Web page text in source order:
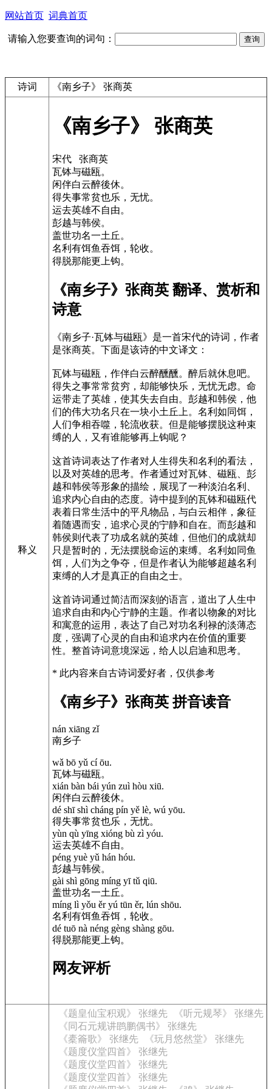
网站首页 词典首页
请输入您要查询的词句：
诗词 《南乡子》 张商英
释义
《南乡子》 张商英
宋代 张商英
瓦钵与磁瓯。
闲伴白云醉後休。
得失事常贫也乐，无忧。
运去英雄不自由。
彭越与韩侯。
盖世功名一土丘。
名利有饵鱼吞饵，轮收。
得脱那能更上钩。
《南乡子》张商英 翻译、赏析和
诗意
《南乡子·瓦钵与磁瓯》是一首宋代的诗词，作者
是张商英。下面是该诗的中文译文：
瓦钵与磁瓯，作伴白云醉醺醺。醉后就休息吧。
得失之事常常贫穷，却能够快乐，无忧无虑。命
运带走了英雄，使其失去自由。彭越和韩侯，他
们的伟大功名只在一块小土丘上。名利如同饵，
人们争相吞噬，轮流收获。但是能够摆脱这种束
缚的人，又有谁能够再上钩呢？
这首诗词表达了作者对人生得失和名利的看法，
以及对英雄的思考。作者通过对瓦钵、磁瓯、彭
越和韩侯等形象的描绘，展现了一种淡泊名利、
追求内心自由的态度。诗中提到的瓦钵和磁瓯代
表着日常生活中的平凡物品，与白云相伴，象征
着随遇而安，追求心灵的宁静和自在。而彭越和
韩侯则代表了功成名就的英雄，但他们的成就却
只是暂时的，无法摆脱命运的束缚。名利如同鱼
饵，人们为之争夺，但是作者认为能够超越名利
束缚的人才是真正的自由之士。
这首诗词通过简洁而深刻的语言，道出了人生中
追求自由和内心宁静的主题。作者以物象的对比
和寓意的运用，表达了自己对功名利禄的淡薄态
度，强调了心灵的自由和追求内在价值的重要
性。整首诗词意境深远，给人以启迪和思考。
* 此内容来自古诗词爱好者，仅供参考
《南乡子》张商英 拼音读音
nán xiāng zǐ
南乡子
wǎ bō yǔ cí ōu.
瓦钵与磁瓯。
xián bàn bái yún zuì hòu xiū.
闲伴白云醉後休。
dé shī shì cháng pín yě lè, wú yōu.
得失事常贫也乐，无忧。
yùn qù yīng xióng bù zì yóu.
运去英雄不自由。
péng yuè yǔ hán hóu.
彭越与韩侯。
gài shì gōng míng yī tǔ qiū.
盖世功名一土丘。
míng lì yǒu ěr yú tūn ěr, lún shōu.
名利有饵鱼吞饵，轮收。
dé tuō nà néng gèng shàng gōu.
得脱那能更上钩。
网友评析
《题皇仙宝积观》 张继先
《听元规琴》 张继先
《同石元规讲鹍鹏偶书》 张继先
《橐籥歌》 张继先
《玩月悠然堂》 张继先
《题度仪堂四首》 张继先
《题度仪堂四首》 张继先
《题度仪堂四首》 张继先